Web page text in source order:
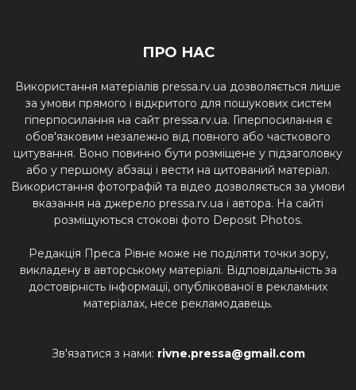
ПРО НАС
Використання матеріалів pressa.rv.ua дозволяється лише
за умови прямого і відкритого для пошукових систем
гіперпосилання на сайт pressa.rv.ua. Гіперпосилання є
обов'язковим незалежно від повного або часткового
цитування. Воно повинно бути розміщене у підзаголовку
або у першому абзаці і вести на цитований матеріал.
Використання фотографій та відео дозволяється за умови
вказання на джерело pressa.rv.ua і автора. На сайті
розміщуються стокові фото Deposit Photos.
Редакція Преса Рівне може не поділяти точки зору,
викладену в авторському матеріалі. Відповідальність за
достовірність інформації, опублікованої в рекламних
матеріалах, несе рекламодавець.
Зв'язатися з нами: rivne.pressa@gmail.com